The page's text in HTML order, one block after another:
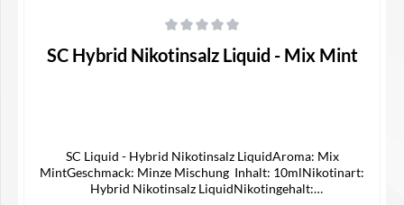
SC Hybrid Nikotinsalz Liquid - Mix Mint
SC Liquid - Hybrid Nikotinsalz LiquidAroma: Mix
MintGeschmack: Minze Mischung Inhalt: 10mlNikotinart:
Hybrid Nikotinsalz LiquidNikotingehalt: